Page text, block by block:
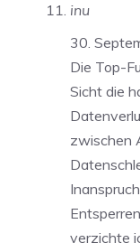
inu
30.
Die Top-
Sicht die
zwischen
verzichte